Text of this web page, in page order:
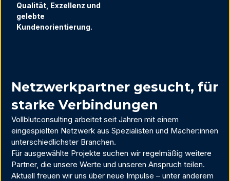
Qualität, Exzellenz und
gelebte
Kundenorientierung.
Netzwerkpartner gesucht, für
starke Verbindungen
Vollblutconsulting arbeitet seit Jahren mit einem
eingespielten Netzwerk aus Spezialisten und Macher:innen
unterschiedlichster Branchen.
Für ausgewählte Projekte suchen wir regelmäßig weitere
Partner, die unsere Werte und unseren Anspruch teilen.
Aktuell freuen wir uns über neue Impulse – unter anderem